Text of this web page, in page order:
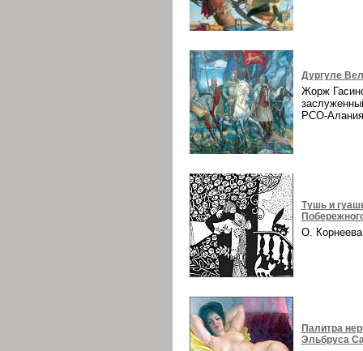
Дургуле
Жорж
РСО-
Тушь и
О.
Палитра
Эльбруса